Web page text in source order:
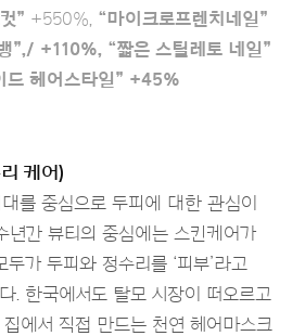
” +550%, “마이크로프렌치네일”
”,/ +110%, “짧은 스틸레토 네일”
드 헤어스타일” +45%
케어)
를 중심으로 두피에 대한 관심이
년간 뷰티의 중심에는 스킨케어가
가 두피와 정수리를 ‘피부’라고
. 한국에서도 탈모 시장이 떠오르고
에서 직접 만드는 천연 헤어마스크